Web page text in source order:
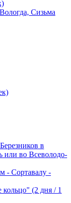
Сизьма
в
или во Всеволодо-
- Сортавалу -
(2 дня / 1